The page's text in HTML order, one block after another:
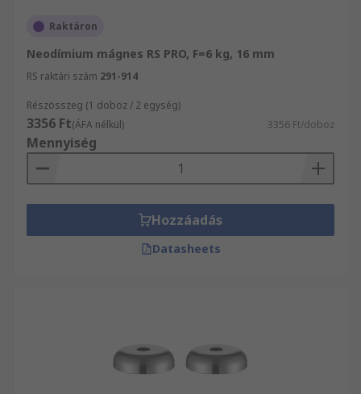
Raktáron
Neodímium mágnes RS PRO, F=6 kg, 16 mm
RS raktári szám 291-914
Részösszeg (1 doboz / 2 egység)
3356 Ft(ÁFA nélkül) 3356 Ft/doboz
Mennyiség
Hozzáadás
Datasheets